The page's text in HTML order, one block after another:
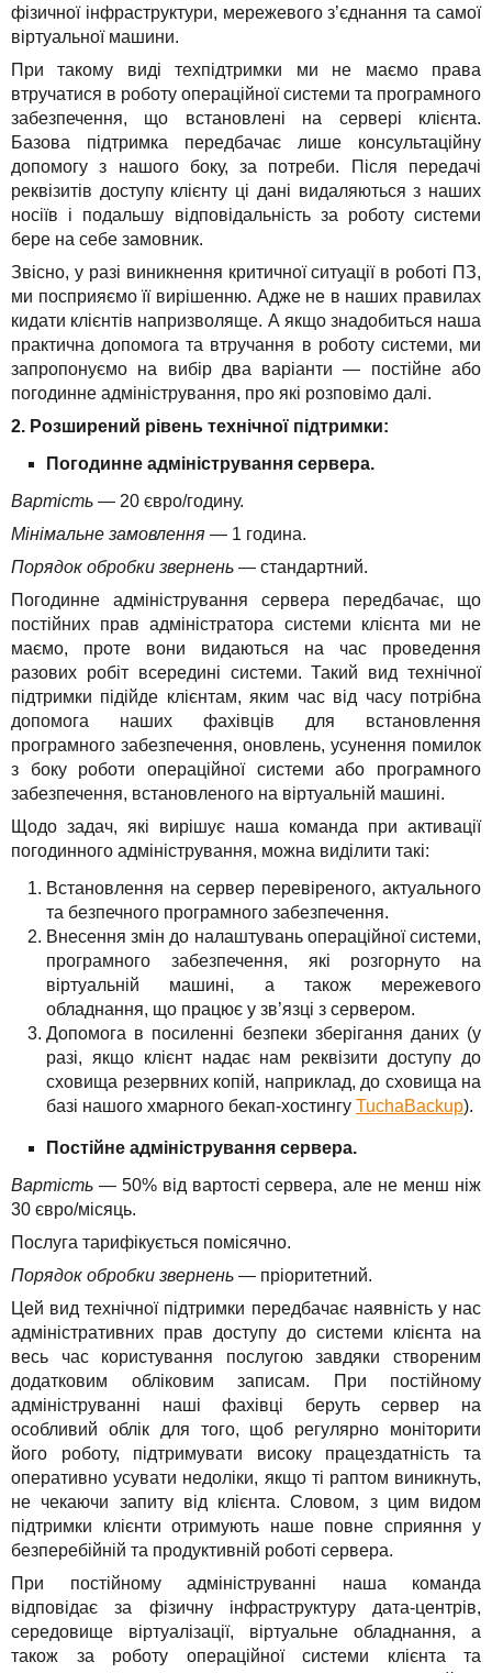
фізичної інфраструктури, мережевого з’єднання та самої
віртуальної машини.
При такому виді техпідтримки ми не маємо права
втручатися в роботу операційної системи та програмного
забезпечення, що встановлені на сервері клієнта.
Базова підтримка передбачає лише консультаційну
допомогу з нашого боку, за потреби. Після передачі
реквізитів доступу клієнту ці дані видаляються з наших
носіїв і подальшу відповідальність за роботу системи
бере на себе замовник.
Звісно, у разі виникнення критичної ситуації в роботі ПЗ,
ми посприяємо її вирішенню. Адже не в наших правилах
кидати клієнтів напризволяще. А якщо знадобиться наша
практична допомога та втручання в роботу системи, ми
запропонуємо на вибір два варіанти — постійне або
погодинне адміністрування, про які розповімо далі.
2. Розширений рівень технічної підтримки:
Погодинне адміністрування сервера.
Вартість — 20 євро/годину.
Мінімальне замовлення — 1 година.
Порядок обробки звернень — стандартний.
Погодинне адміністрування сервера передбачає, що
постійних прав адміністратора системи клієнта ми не
маємо, проте вони видаються на час проведення
разових робіт всередині системи. Такий вид технічної
підтримки підійде клієнтам, яким час від часу потрібна
допомога наших фахівців для встановлення
програмного забезпечення, оновлень, усунення помилок
з боку роботи операційної системи або програмного
забезпечення, встановленого на віртуальній машині.
Щодо задач, які вирішує наша команда при активації
погодинного адміністрування, можна виділити такі:
Встановлення на сервер перевіреного, актуального
та безпечного програмного забезпечення.
Внесення змін до налаштувань операційної системи,
програмного забезпечення, які розгорнуто на
віртуальній машині, а також мережевого
обладнання, що працює у зв’язці з сервером.
Допомога в посиленні безпеки зберігання даних (у
разі, якщо клієнт надає нам реквізити доступу до
сховища резервних копій, наприклад, до сховища на
базі нашого хмарного бекап-хостингу TuchaBackup).
Постійне адміністрування сервера.
Вартість — 50% від вартості сервера, але не менш ніж
30 євро/місяць.
Послуга тарифікується помісячно.
Порядок обробки звернень — пріоритетний.
Цей вид технічної підтримки передбачає наявність у нас
адміністративних прав доступу до системи клієнта на
весь час користування послугою завдяки створеним
додатковим обліковим записам. При постійному
адмініструванні наші фахівці беруть сервер на
особливий облік для того, щоб регулярно моніторити
його роботу, підтримувати високу працездатність та
оперативно усувати недоліки, якщо ті раптом виникнуть,
не чекаючи запиту від клієнта. Словом, з цим видом
підтримки клієнти отримують наше повне сприяння у
безперебійній та продуктивній роботі сервера.
При постійному адмініструванні наша команда
відповідає за фізичну інфраструктуру дата-центрів,
середовище віртуалізації, віртуальне обладнання, а
також за роботу операційної системи клієнта та